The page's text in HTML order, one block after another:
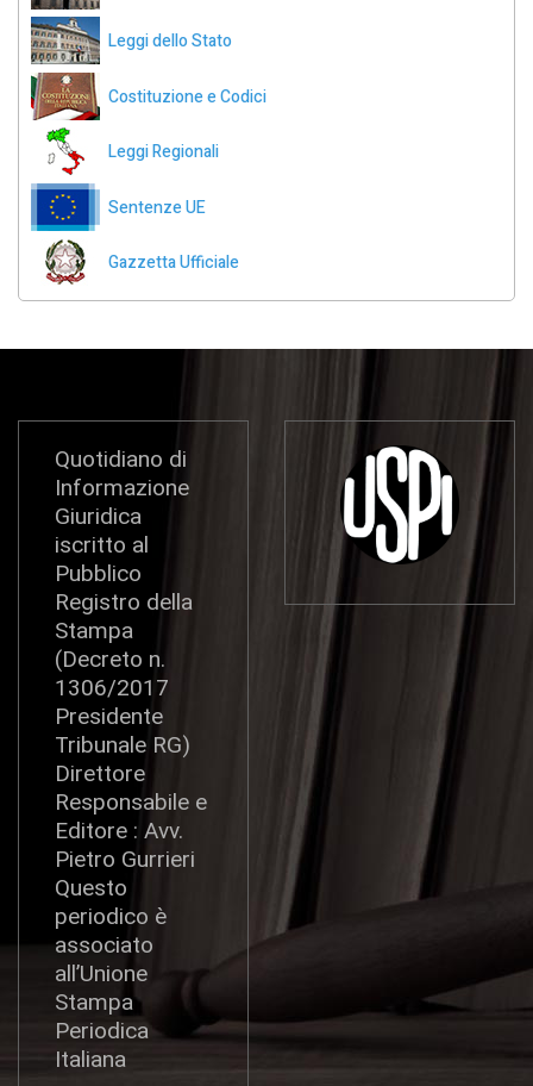
Leggi dello Stato
Costituzione e Codici
Leggi Regionali
Sentenze UE
Gazzetta Ufficiale
Quotidiano di
Informazione
Giuridica
iscritto al
Pubblico
Registro della
Stampa
(Decreto n.
1306/2017
Presidente
Tribunale RG)
Direttore
Responsabile e
Editore : Avv.
Pietro Gurrieri
Questo
periodico è
associato
all’Unione
Stampa
Periodica
Italiana